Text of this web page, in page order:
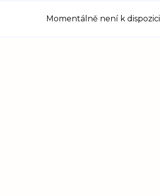
Momentálně není k dispozici